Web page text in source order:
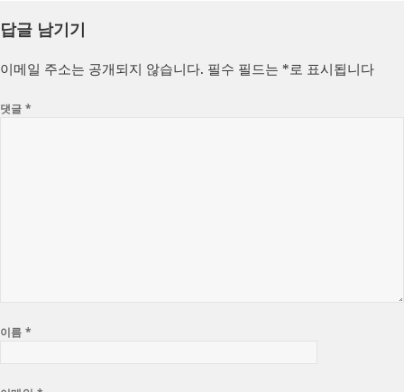
일
이
답글 남기기
이메일 주소는 공개되지 않습니다. 필수 필드는 *로 표시됩니다
댓글*
이름*